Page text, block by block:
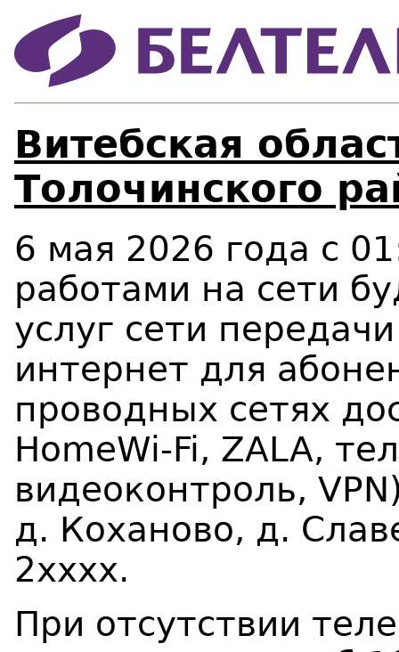
Витебская
Толочинского
6 мая 2026 года c
работами на сети
услуг сети
интернет для
проводных сетях
HomeWi-Fi, ZALA,
видеоконтроль,
д. Коханово, д.
2хххх.
При отсутствии